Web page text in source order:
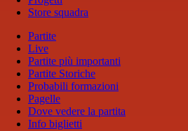
Store squadra
Partite
Live
Partite più importanti
Partite Storiche
Probabili formazioni
Pagelle
Dove vedere la partita
Info biglietti